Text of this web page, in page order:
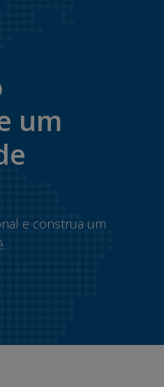
um
e construa um